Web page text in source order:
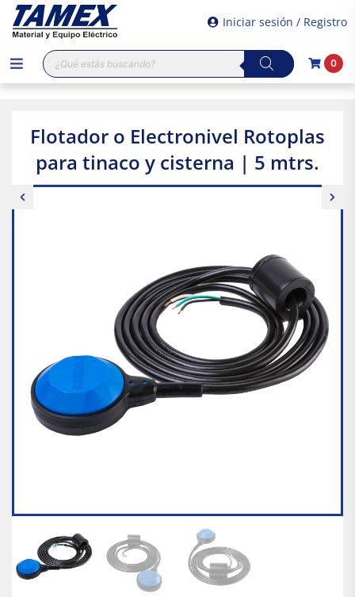
Iniciar sesión / Registro
Búsqueda
de
productos
0
Flotador o Electronivel Rotoplas
para tinaco y cisterna | 5 mtrs.